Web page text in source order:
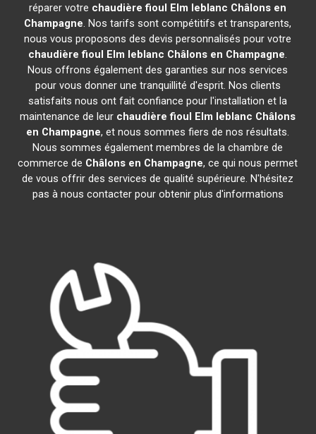
réparer votre chaudière fioul Elm leblanc Châlons en
Champagne. Nos tarifs sont compétitifs et transparents,
nous vous proposons des devis personnalisés pour votre
chaudière fioul Elm leblanc Châlons en Champagne.
Nous offrons également des garanties sur nos services
pour vous donner une tranquillité d'esprit. Nos clients
satisfaits nous ont fait confiance pour l'installation et la
maintenance de leur chaudière fioul Elm leblanc Châlons
en Champagne, et nous sommes fiers de nos résultats.
Nous sommes également membres de la chambre de
commerce de Châlons en Champagne, ce qui nous permet
de vous offrir des services de qualité supérieure. N'hésitez
pas à nous contacter pour obtenir plus d'informations